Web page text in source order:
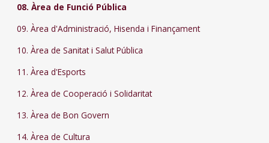
08. Àrea de Funció Pública
09. Àrea d'Administració, Hisenda i Finançament
10. Àrea de Sanitat i Salut Pública
11. Àrea d'Esports
12. Àrea de Cooperació i Solidaritat
13. Àrea de Bon Govern
14. Àrea de Cultura